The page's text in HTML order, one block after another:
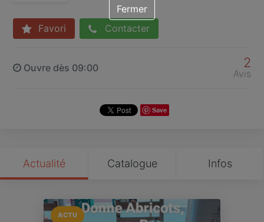
Favori Contacter
Ouvre dès 09:00 2
Avis
Save
Actualité Catalogue Infos
ACTU
Fermer